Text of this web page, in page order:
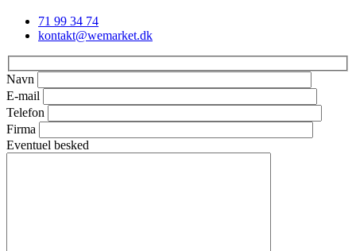
71 99 34 74
kontakt@wemarket.dk
Navn
E-mail
Telefon
Firma
Eventuel besked